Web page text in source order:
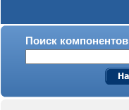
Поиск компонентов